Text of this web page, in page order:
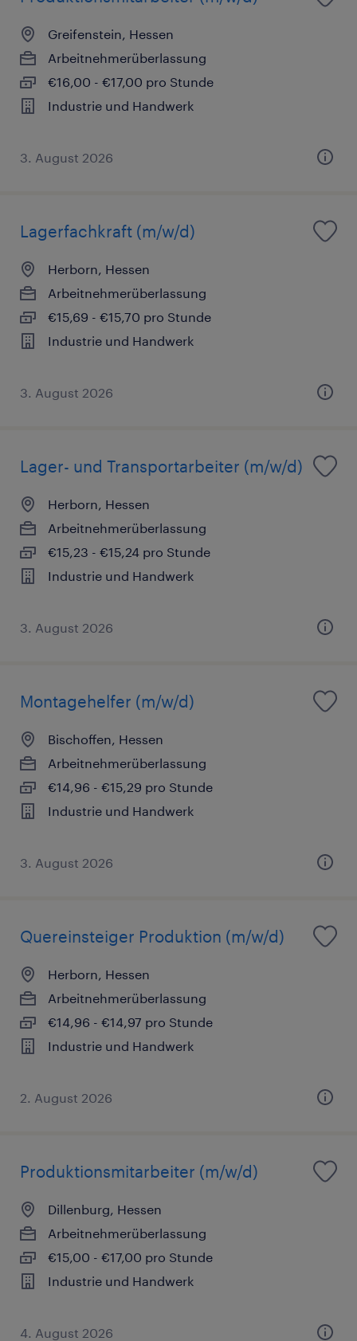
Greifenstein, Hessen
Arbeitnehmerüberlassung
€16,00 - €17,00 pro Stunde
Industrie und Handwerk
3. August 2026
Lagerfachkraft (m/w/d)
Herborn, Hessen
Arbeitnehmerüberlassung
€15,69 - €15,70 pro Stunde
Industrie und Handwerk
3. August 2026
Lager- und Transportarbeiter (m/w/d)
Herborn, Hessen
Arbeitnehmerüberlassung
€15,23 - €15,24 pro Stunde
Industrie und Handwerk
3. August 2026
Montagehelfer (m/w/d)
Bischoffen, Hessen
Arbeitnehmerüberlassung
€14,96 - €15,29 pro Stunde
Industrie und Handwerk
3. August 2026
Quereinsteiger Produktion (m/w/d)
Herborn, Hessen
Arbeitnehmerüberlassung
€14,96 - €14,97 pro Stunde
Industrie und Handwerk
2. August 2026
Produktionsmitarbeiter (m/w/d)
Dillenburg, Hessen
Arbeitnehmerüberlassung
€15,00 - €17,00 pro Stunde
Industrie und Handwerk
4. August 2026